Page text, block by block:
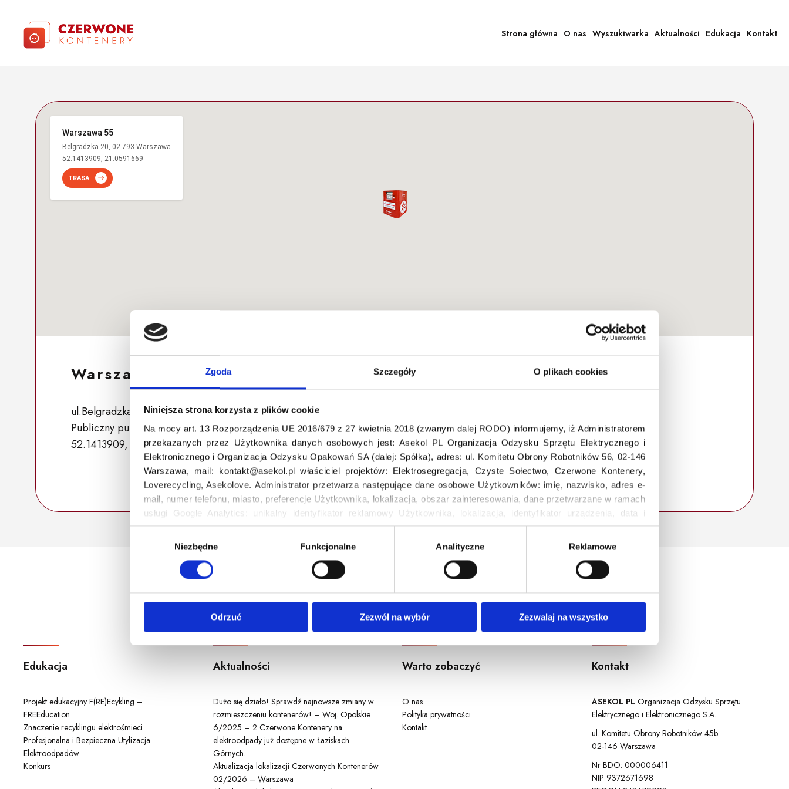
Zgoda Szczegóły O plikach cookies
Niniejsza strona korzysta z plików cookie
Na mocy art. 13 Rozporządzenia UE 2016/679 z 27 kwietnia 2018 (zwanym dalej RODO) informujemy, iż Administratorem
przekazanych przez Użytkownika danych osobowych jest: Asekol PL Organizacja Odzysku Sprzętu Elektrycznego i
Elektronicznego i Organizacja Odzysku Opakowań SA (dalej: Spółka), adres: ul. Komitetu Obrony Robotników 56, 02-146
Warszawa, mail: kontakt@asekol.pl właściciel projektów: Elektrosegregacja, Czyste Sołectwo, Czerwone Kontenery,
Loverecycling, Asekolove. Administrator przetwarza następujące dane osobowe Użytkowników: imię, nazwisko, adres e-
mail, numer telefonu, miasto, preferencje Użytkownika, lokalizacja, obszar zainteresowania, dane przetwarzane w ramach
usługi Google Analytics: unikalny identyfikator reklamowy Użytkownika, lokalizacja, identyfikator urządzenia, data i
godzina korzystania z serwisu, dane demograficzne: kraj, miasto, język, płeć, wiek, typ i wersja systemu operacyjnego.
d
Niezbędne Funkcjonalne Analityczne Reklamowe
Odrzuć Zezwól na wybór Zezwalaj na wszystko
Strona główna O nas Wyszukiwarka Aktualności Edukacja Kontakt
Warszawa 55
Belgradzka 20, 02-793 Warszawa
52.1413909, 21.0591669
TRASA
Warszawa 55
ul.Belgradzka 20, 02-793 Warszawa, Polska
Publiczny punkt zbiórki
52.1413909, 21.0591669
Edukacja
Projekt edukacyjny F(RE)Ecykling –
FREEducation
Znaczenie recyklingu elektrośmieci
Profesjonalna i Bezpieczna Utylizacja
Elektroodpadów
Konkurs
Aktualności
Dużo się działo! Sprawdź najnowsze zmiany w
rozmieszczeniu kontenerów! – Woj. Opolskie
6/2025 – 2 Czerwone Kontenery na
elektroodpady już dostępne w Łaziskach
Górnych.
Aktualizacja lokalizacji Czerwonych Kontenerów
02/2026 – Warszawa
Warto zobaczyć
O nas
Polityka prywatności
Kontakt
Kontakt
ASEKOL PL Organizacja Odzysku Sprzętu
Elektrycznego i Elektronicznego S.A.
ul. Komitetu Obrony Robotników 45b
02-146 Warszawa
Nr BDO: 000006411
NIP 9372671698